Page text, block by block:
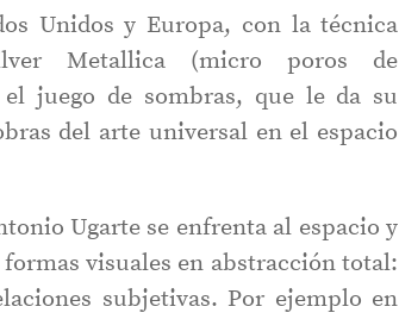
Unidos y Europa, con la técnica
Metallica (micro poros de
juego de sombras, que le da su
del arte universal en el espacio
Ugarte se enfrenta al espacio y
visuales en abstracción total:
subjetivas. Por ejemplo en